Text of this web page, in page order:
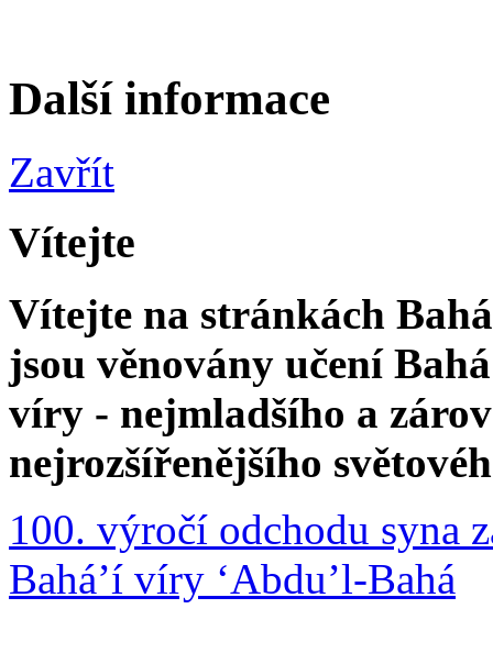
Další informace
Zavřít
Vítejte
Vítejte na stránkách
jsou věnovány učení
víry - nejmladšího a
nejrozšířenějšího
100. výročí odchodu syna
Bahá’í víry ‘Abdu’l-Bahá